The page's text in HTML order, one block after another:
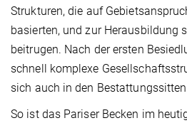
Strukturen, die auf
basierten, und zur Herausbildung
beitrugen. Nach der ersten
schnell komplexe
sich auch in den
So ist das Pariser Becken im